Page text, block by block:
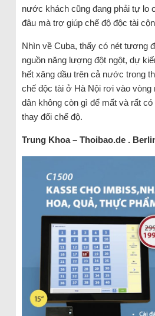
nước khách cũng đang phải tự lo
đâu mà trợ giúp chế độ độc tài
Nhìn về Cuba, thấy có nét tương
nguồn năng lượng đột ngột, dự
hết xăng dầu trên cả nước trong
chế độc tài ở Hà Nội rơi vào
dân không còn gì để mất và rất
thay đổi chế độ.
Trung Khoa – Thoibao.de .